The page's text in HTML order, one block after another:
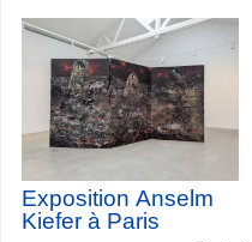
Exposition Anselm
Kiefer à Paris